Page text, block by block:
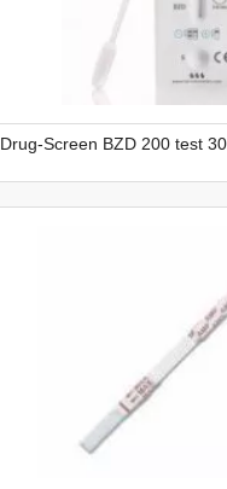
Drug-Screen BZD 200 test